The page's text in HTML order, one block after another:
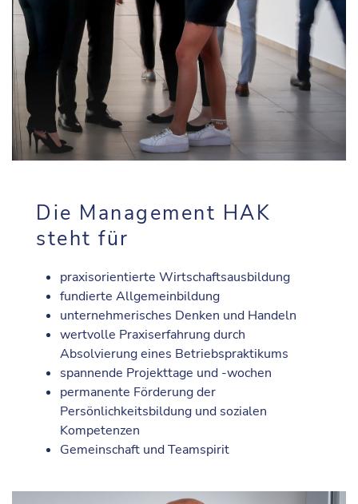
Die Management HAK
steht für
praxisorientierte Wirtschaftsausbildung
fundierte Allgemeinbildung
unternehmerisches Denken und Handeln
wertvolle Praxiserfahrung durch
Absolvierung eines Betriebspraktikums
spannende Projekttage und -wochen
permanente Förderung der
Persönlichkeitsbildung und sozialen
Kompetenzen
Gemeinschaft und Teamspirit